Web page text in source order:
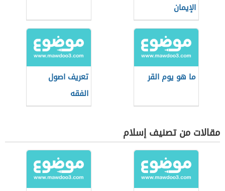
الإيمان
ما هو يوم القر
تعريف اصول
الفقه
مقالات من تصنيف إسلام